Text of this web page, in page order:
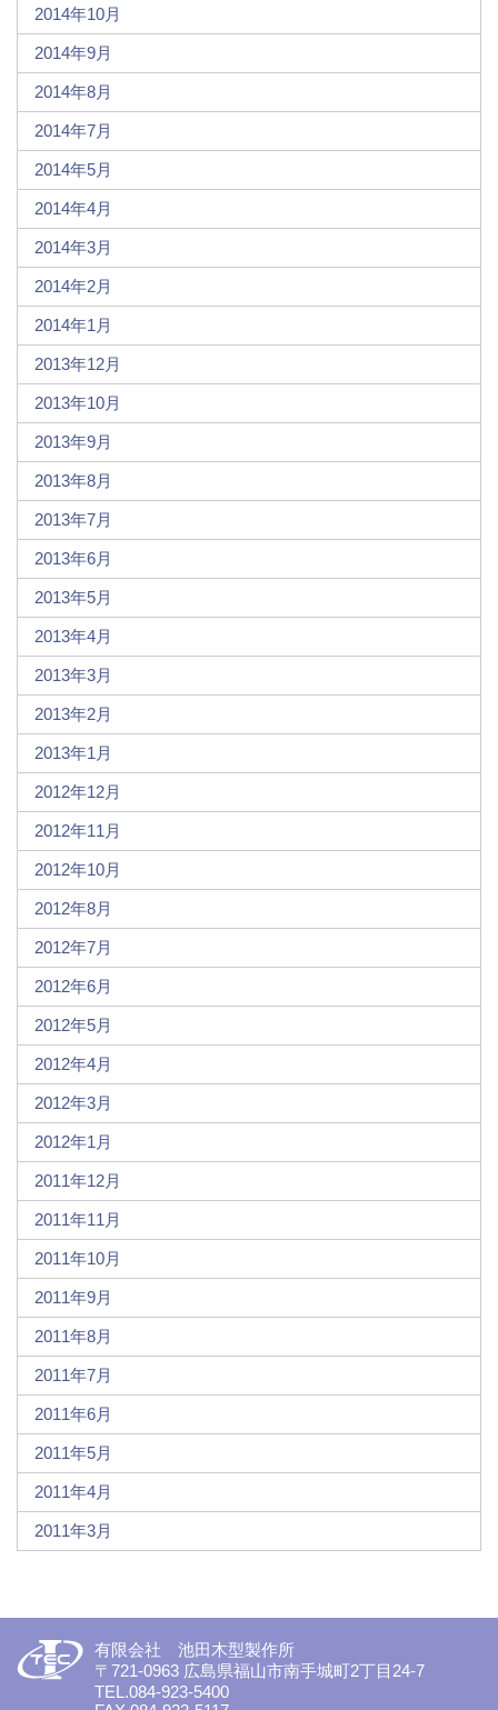
2014年10月
2014年9月
2014年8月
2014年7月
2014年5月
2014年4月
2014年3月
2014年2月
2014年1月
2013年12月
2013年10月
2013年9月
2013年8月
2013年7月
2013年6月
2013年5月
2013年4月
2013年3月
2013年2月
2013年1月
2012年12月
2012年11月
2012年10月
2012年8月
2012年7月
2012年6月
2012年5月
2012年4月
2012年3月
2012年1月
2011年12月
2011年11月
2011年10月
2011年9月
2011年8月
2011年7月
2011年6月
2011年5月
2011年4月
2011年3月
有限会社 池田木型製作所
〒721-0963 広島県福山市南手城町2丁目24-7
TEL.084-923-5400